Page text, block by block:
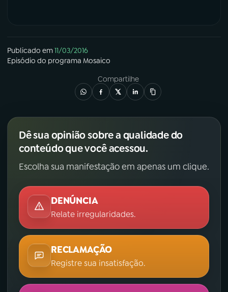
Publicado em11/03/2016
Episódio do programa Mosaico
Compartilhe
Dê sua opinião sobre a qualidade do
conteúdo que você acessou.
Escolha sua manifestação em apenas um clique.
DENÚNCIA
Relate irregularidades.
RECLAMAÇÃO
Registre sua insatisfação.